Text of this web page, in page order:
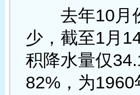
去年10月份
少，截至1月
积降水量仅
82%，为